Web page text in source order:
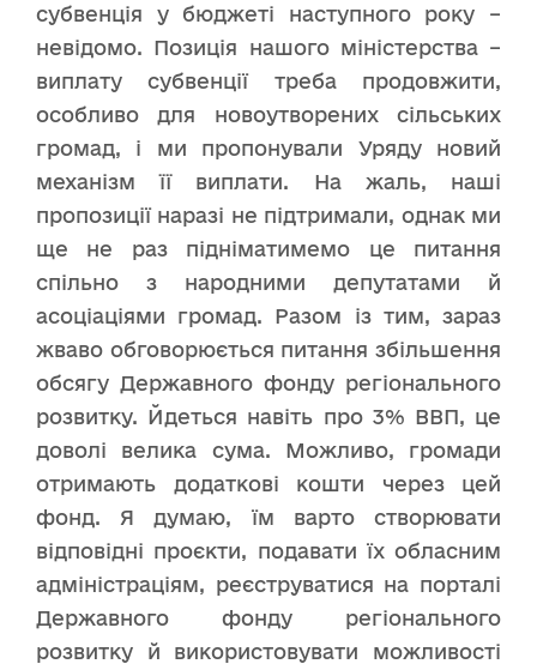
субвенція у бюджеті наступного року –
невідомо. Позиція нашого міністерства –
виплату субвенції треба продовжити,
особливо для новоутворених сільських
громад, і ми пропонували Уряду новий
механізм її виплати. На жаль, наші
пропозиції наразі не підтримали, однак ми
ще не раз підніматимемо це питання
спільно з народними депутатами й
асоціаціями громад. Разом із тим, зараз
жваво обговорюється питання збільшення
обсягу Державного фонду регіонального
розвитку. Йдеться навіть про 3% ВВП, це
доволі велика сума. Можливо, громади
отримають додаткові кошти через цей
фонд. Я думаю, їм варто створювати
відповідні проєкти, подавати їх обласним
адміністраціям, реєструватися на порталі
Державного фонду регіонального
розвитку й використовувати можливості